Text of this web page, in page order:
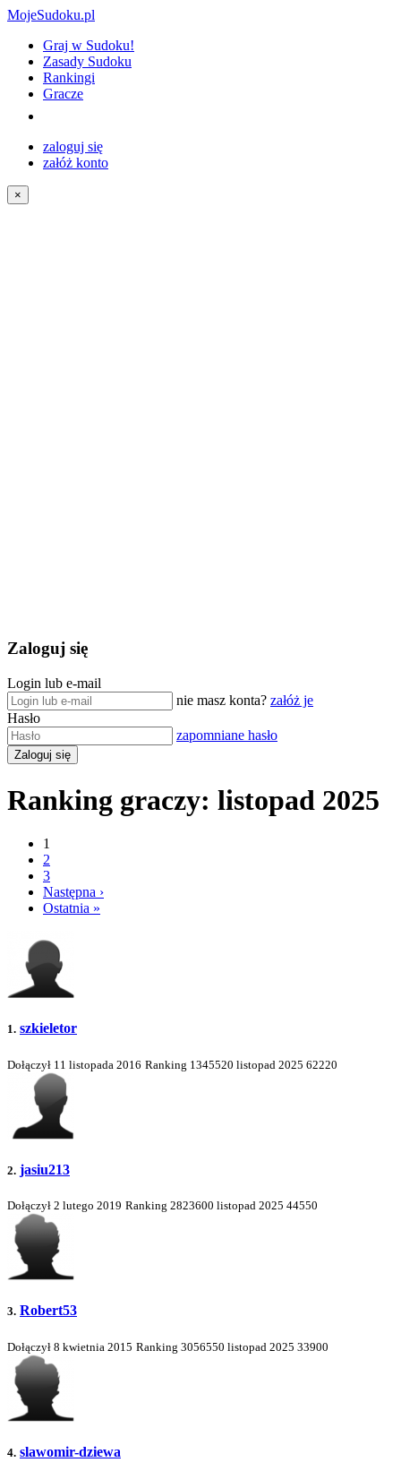
MojeSudoku.pl
Graj w Sudoku!
Zasady Sudoku
Rankingi
Gracze
zaloguj się
załóż konto
×
Zaloguj się
Login lub e-mail
nie masz konta? załóż je
Hasło
zapomniane hasło
Ranking graczy: listopad 2025
1
2
3
Następna ›
Ostatnia »
1. szkieletor
Dołączył 11 listopada 2016 Ranking 1345520 listopad 2025 62220
2. jasiu213
Dołączył 2 lutego 2019 Ranking 2823600 listopad 2025 44550
3. Robert53
Dołączył 8 kwietnia 2015 Ranking 3056550 listopad 2025 33900
4. slawomir-dziewa